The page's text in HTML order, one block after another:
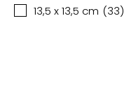
13,5 x 13,5 cm (33)